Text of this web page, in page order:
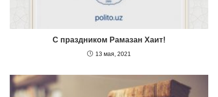
С праздником Рамазан Хаит!
13 мая, 2021